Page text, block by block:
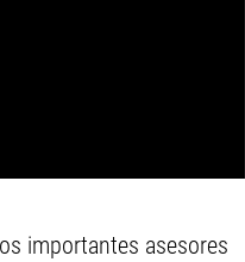
importantes asesores